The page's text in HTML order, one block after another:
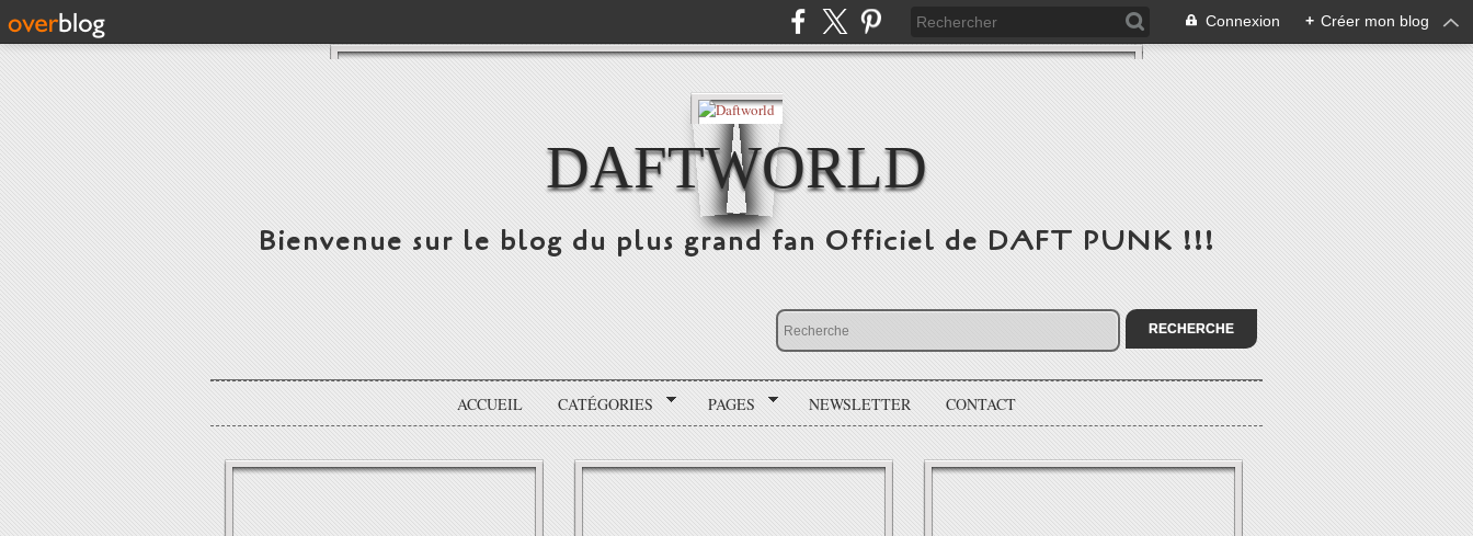
Connexion + Créer mon blog
DAFTWORLD
Bienvenue sur le blog du plus grand fan Officiel de DAFT PUNK !!!
ACCUEIL CATÉGORIES PAGES NEWSLETTER CONTACT